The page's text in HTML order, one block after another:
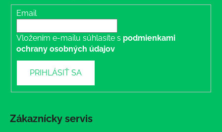
Email
Vložením e-mailu súhlasíte s podmienkami
ochrany osobných údajov
PRIHLÁSIŤ SA
Zákaznícky servis